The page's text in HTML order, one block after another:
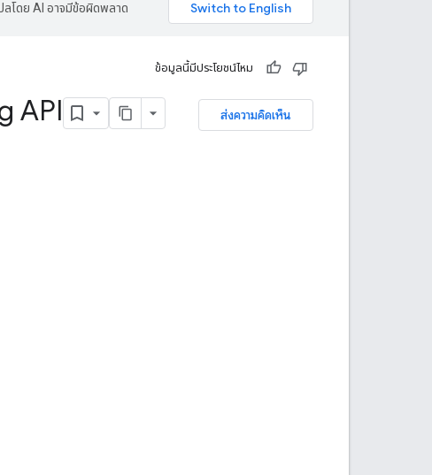
ลโดย AI อาจมีข้อผิดพลาด
ข้อมูลนี้มีประโยชน์ไหม
ส่งความคิดเห็น
API